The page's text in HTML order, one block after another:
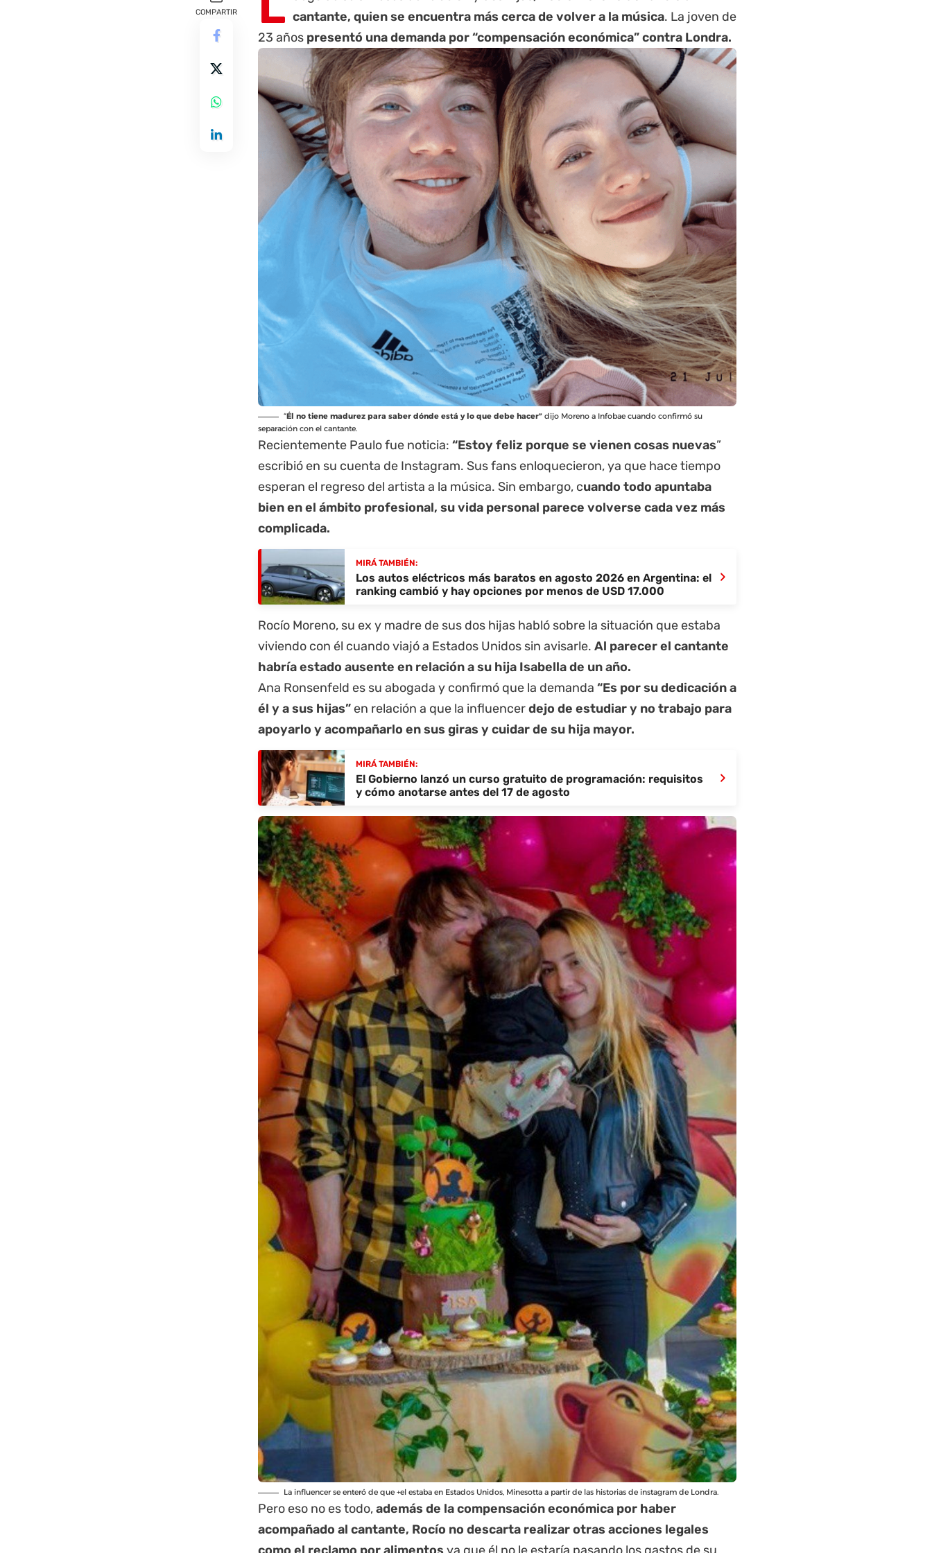
COMPARTIR
cantante, quien se encuentra más cerca de volver a la música. La joven de
23 años presentó una demanda por “compensación económica” contra Londra.
“Él no tiene madurez para saber dónde está y lo que debe hacer” dijo Moreno a Infobae cuando confirmó su
separación con el cantante.
Recientemente Paulo fue noticia: “Estoy feliz porque se vienen cosas nuevas”
escribió en su cuenta de Instagram. Sus fans enloquecieron, ya que hace tiempo
esperan el regreso del artista a la música. Sin embargo, cuando todo apuntaba
bien en el ámbito profesional, su vida personal parece volverse cada vez más
complicada.
MIRÁ TAMBIÉN:
Los autos eléctricos más baratos en agosto 2026 en Argentina: el
ranking cambió y hay opciones por menos de USD 17.000
›
Rocío Moreno, su ex y madre de sus dos hijas habló sobre la situación que estaba
viviendo con él cuando viajó a Estados Unidos sin avisarle. Al parecer el cantante
habría estado ausente en relación a su hija Isabella de un año.
Ana Ronsenfeld es su abogada y confirmó que la demanda “Es por su dedicación a
él y a sus hijas” en relación a que la influencerdejo de estudiar y no trabajo para
apoyarlo y acompañarlo en sus giras y cuidar de su hija mayor.
MIRÁ TAMBIÉN:
El Gobierno lanzó un curso gratuito de programación: requisitos
y cómo anotarse antes del 17 de agosto
›
La influencer se enteró de que +el estaba en Estados Unidos, Minesotta a partir de las historias de instagram de Londra.
Pero eso no es todo,además de la compensación económica por haber
acompañado al cantante, Rocío no descarta realizar otras acciones legales